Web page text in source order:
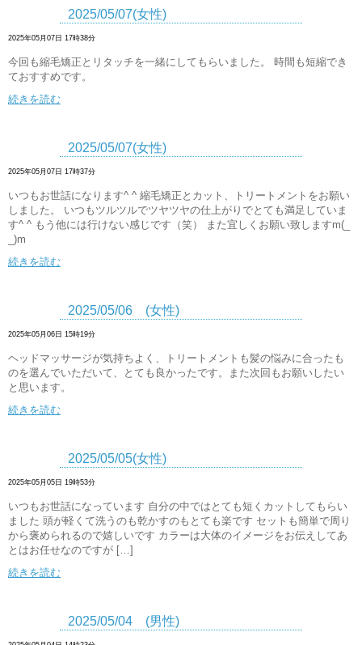
2025/05/07(女性)
2025年05月07日 17時38分
今回も縮毛矯正とリタッチを一緒にしてもらいました。 時間も短縮でき
ておすすめです。
続きを読む
2025/05/07(女性)
2025年05月07日 17時37分
いつもお世話になります^ ^ 縮毛矯正とカット、トリートメントをお願い
しました。 いつもツルツルでツヤツヤの仕上がりでとても満足していま
す^ ^ もう他には行けない感じです（笑） また宜しくお願い致しますm(_
_)m
続きを読む
2025/05/06 (女性)
2025年05月06日 15時19分
ヘッドマッサージが気持ちよく、トリートメントも髪の悩みに合ったも
のを選んでいただいて、とても良かったです。また次回もお願いしたい
と思います。
続きを読む
2025/05/05(女性)
2025年05月05日 19時53分
いつもお世話になっています 自分の中ではとても短くカットしてもらい
ました 頭が軽くて洗うのも乾かすのもとても楽です セットも簡単で周り
から褒められるので嬉しいです カラーは大体のイメージをお伝えしてあ
とはお任せなのですが […]
続きを読む
2025/05/04 (男性)